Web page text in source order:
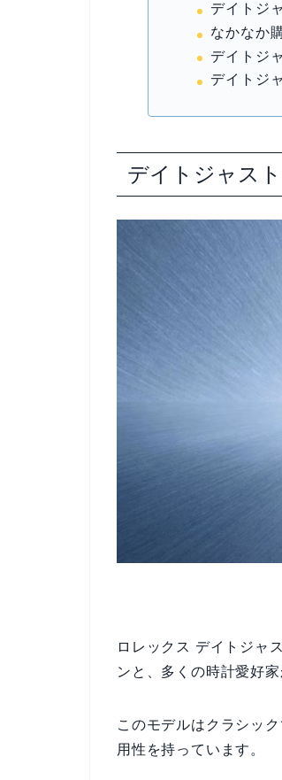
デイトジ
なかなか
デイトジ
デイトジ
デイトジャス
ロレックス デイトジャ
ンと、多くの時計愛好
このモデルはクラシッ
用性を持っています。